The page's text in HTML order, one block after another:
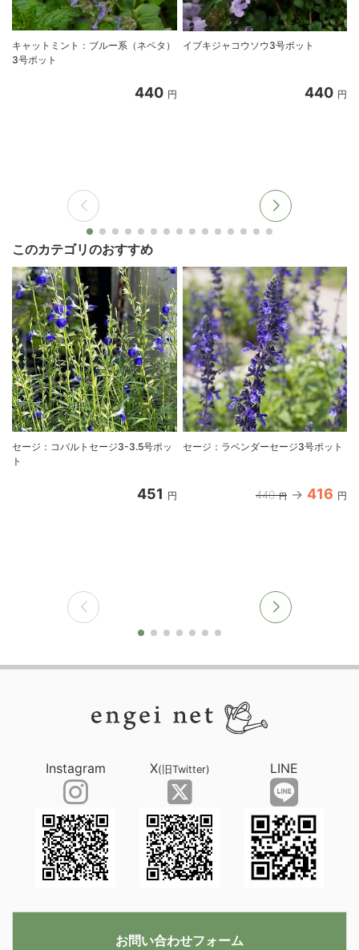
キャットミント：ブルー系（ネペタ）
3号ポット
440 円
イブキジャコウソウ3号ポット
440 円
このカテゴリのおすすめ
セージ：コバルトセージ3-3.5号ポッ
ト
451 円
セージ：ラベンダーセージ3号ポット
440 円 416 円
Instagram X(旧Twitter) LINE
お問い合わせフォーム